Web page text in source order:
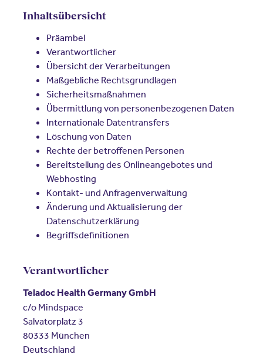
Inhaltsübersicht
Präambel
Verantwortlicher
Übersicht der Verarbeitungen
Maßgebliche Rechtsgrundlagen
Sicherheitsmaßnahmen
Übermittlung von personenbezogenen Daten
Internationale Datentransfers
Löschung von Daten
Rechte der betroffenen Personen
Bereitstellung des Onlineangebotes und
Webhosting
Kontakt- und Anfragenverwaltung
Änderung und Aktualisierung der
Datenschutzerklärung
Begriffsdefinitionen
Verantwortlicher
Teladoc Health Germany GmbH
c/o Mindspace
Salvatorplatz 3
80333 München
Deutschland